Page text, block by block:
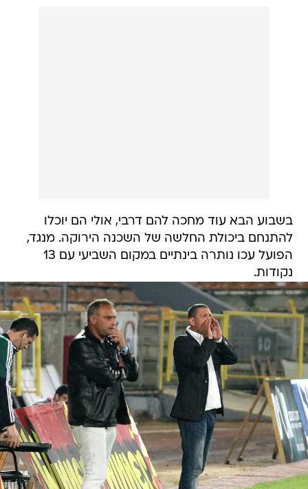
בשבוע הבא עוד מחכה להם דרבי, אולי הם יוכלו
להתנחם ביכולת החלשה של השכנה הירוקה. מנגד,
הפועל עכו נותרה בינתיים במקום השביעי עם 13
נקודות.